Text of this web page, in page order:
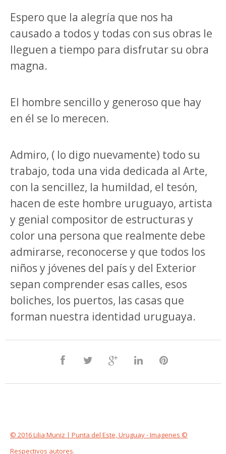
Espero que la alegría que nos ha
causado a todos y todas con sus obras le
lleguen a tiempo para disfrutar su obra
magna.
El hombre sencillo y generoso que hay
en él se lo merecen.
Admiro, ( lo digo nuevamente) todo su
trabajo, toda una vida dedicada al Arte,
con la sencillez, la humildad, el tesón,
hacen de este hombre uruguayo, artista
y genial compositor de estructuras y
color una persona que realmente debe
admirarse, reconocerse y que todos los
niños y jóvenes del país y del Exterior
sepan comprender esas calles, esos
boliches, los puertos, las casas que
forman nuestra identidad uruguaya.
© 2016 Lilia Muniz | Punta del Este, Uruguay - Imagenes ©
Respectivos autores.